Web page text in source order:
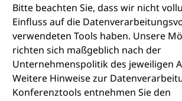
Bitte beachten Sie, dass wir nicht
Einfluss auf die
verwendeten Tools haben. Unsere
richten sich maßgeblich nach der
Unternehmenspolitik des jeweiligen
Weitere Hinweise zur
Konferenztools entnehmen Sie den